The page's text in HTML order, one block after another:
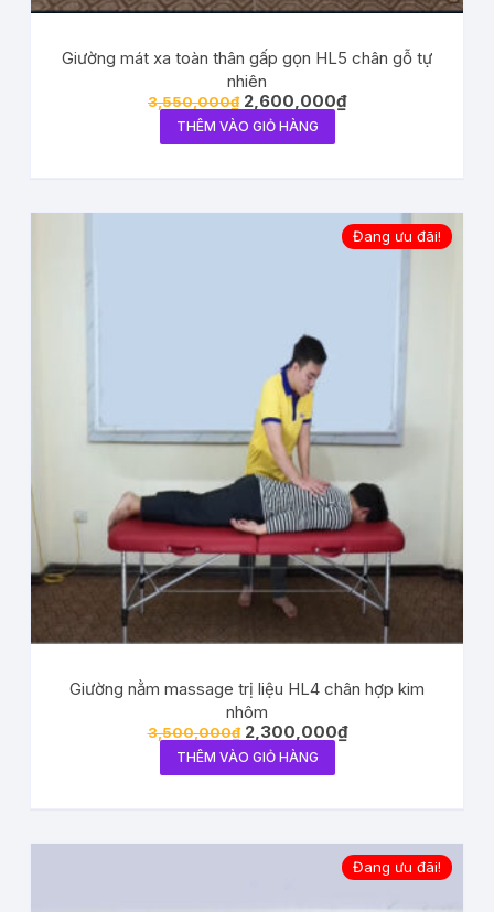
Giường mát xa toàn thân gấp gọn HL5 chân gỗ tự
nhiên
3,550,000₫ 2,600,000₫
THÊM VÀO GIỎ HÀNG
Đang ưu đãi!
Giường nằm massage trị liệu HL4 chân hợp kim
nhôm
3,500,000₫ 2,300,000₫
THÊM VÀO GIỎ HÀNG
Đang ưu đãi!